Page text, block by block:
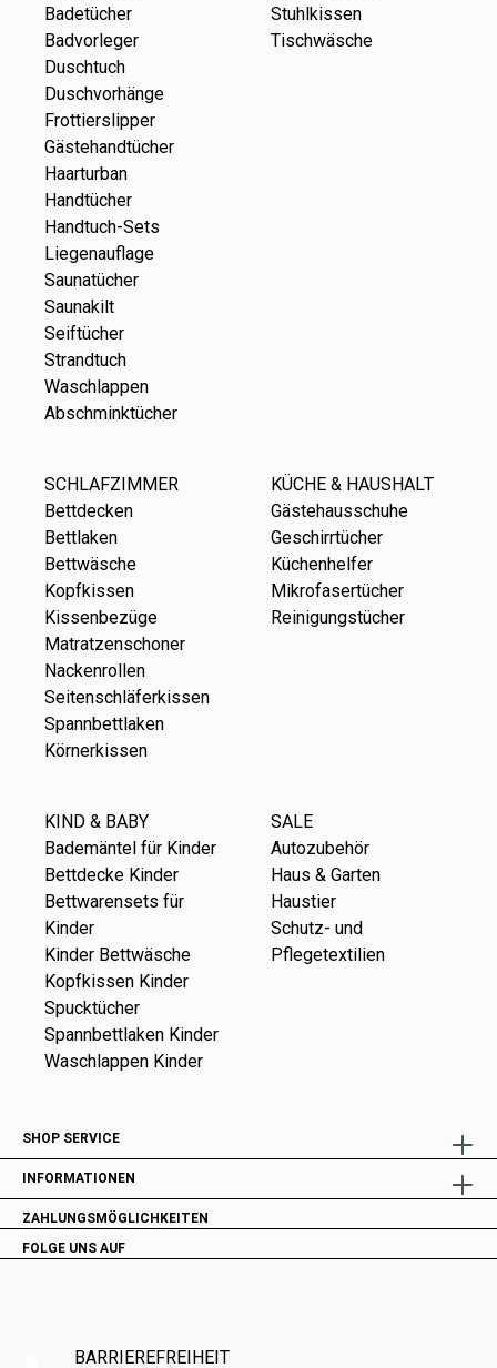
Badetücher
Badvorleger
Duschtuch
Duschvorhänge
Frottierslipper
Gästehandtücher
Haarturban
Handtücher
Handtuch-Sets
Liegenauflage
Saunatücher
Saunakilt
Seiftücher
Strandtuch
Waschlappen
Abschminktücher
Stuhlkissen
Tischwäsche
SCHLAFZIMMER
Bettdecken
Bettlaken
Bettwäsche
Kopfkissen
Kissenbezüge
Matratzenschoner
Nackenrollen
Seitenschläferkissen
Spannbettlaken
Körnerkissen
KÜCHE & HAUSHALT
Gästehausschuhe
Geschirrtücher
Küchenhelfer
Mikrofasertücher
Reinigungstücher
KIND & BABY
Bademäntel für Kinder
Bettdecke Kinder
Bettwarensets für
Kinder
Kinder Bettwäsche
Kopfkissen Kinder
Spucktücher
Spannbettlaken Kinder
Waschlappen Kinder
SALE
Autozubehör
Haus & Garten
Haustier
Schutz- und
Pflegetextilien
SHOP SERVICE
INFORMATIONEN
ZAHLUNGSMÖGLICHKEITEN
FOLGE UNS AUF
BARRIEREFREIHEIT